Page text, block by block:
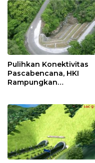
Rutin dan Edukasi
Perawatan Gigi
Pulihkan Konektivitas
Pascabencana, HKI
Rampungkan